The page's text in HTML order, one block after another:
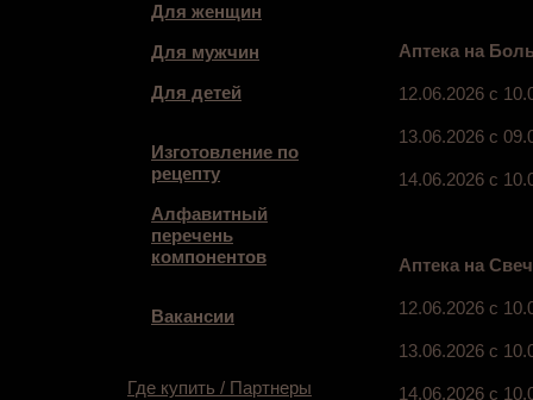
Аптека на
12.06.2026 с
13.06.2026 с
14.06.2026 с
Аптека на
12.06.2026 с
13.06.2026 с
14.06.2026 с
Для женщин
Для мужчин
Для детей
Изготовление по
рецепту
Алфавитный
перечень
компонентов
Вакансии
Где купить / Партнеры